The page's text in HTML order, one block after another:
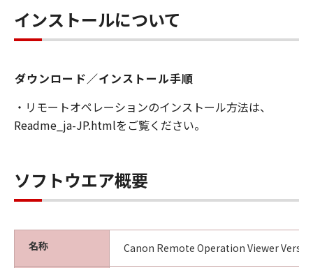
ことはできません。また第三者にこのような行
為をさせてはなりません。
お客様は、「許諾ソフトウェア」に含まれるキ
表示を変更し、除去しもしくは削除してはなり
ません。
「許諾ソフトウェア」にかかる権原および所有
権は、その内容によりキヤノンまたはキヤノン
５．輸出
インストールについて
ダウンロード／インストール手順
・リモートオペレーションのインストール方法は、
Readme_ja-JP.htmlをご覧ください。
ソフトウエア概要
名称 Canon Remote Operation Viewer